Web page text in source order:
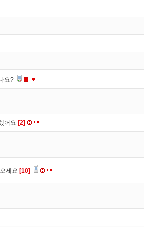
요?
어요 [2]
세요 [10]